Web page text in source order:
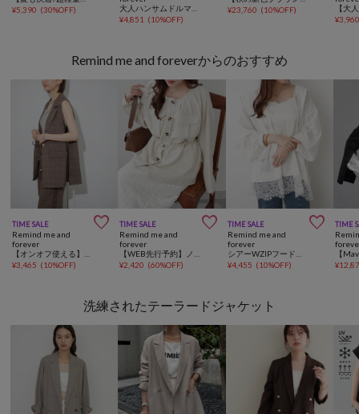
¥5,390 (30%OFF)
¥4,851 (10%OFF)
¥23,760 (10%OFF)
¥
Remind me and foreverからのおすすめ
TIME SALE 
Remind me and
forever
¥3,465 (10%OFF)
TIME SALE 
Remind me and
forever
¥2,420 (60%OFF)
TIME SALE 
Remind me and
forever
¥4,455 (10%OFF)
TIME
¥
洗練されたテーラードジャケット